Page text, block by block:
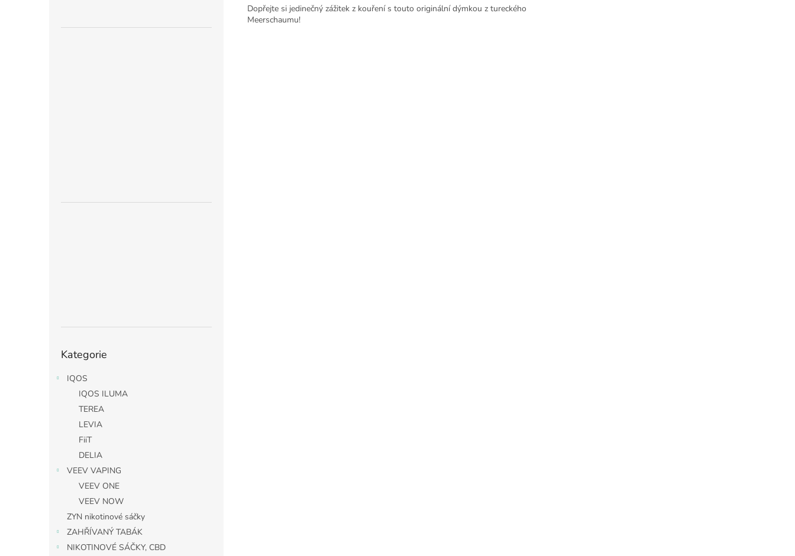
kategorie
Kategorie
IQOS
IQOS ILUMA
TEREA
LEVIA
FiiT
DELIA
VEEV VAPING
VEEV ONE
VEEV NOW
ZYN nikotinové sáčky
ZAHŘÍVANÝ TABÁK
NIKOTINOVÉ SÁČKY, CBD
Dopřejte si jedinečný zážitek z kouření s touto originální dýmkou z tureckého
Meerschaumu!